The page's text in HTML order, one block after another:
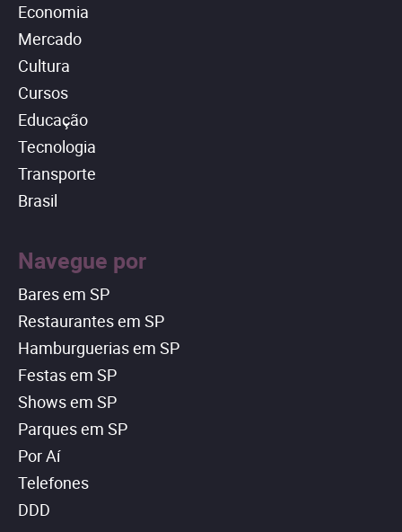
Economia
Mercado
Cultura
Cursos
Educação
Tecnologia
Transporte
Brasil
Navegue por
Bares em SP
Restaurantes em SP
Hamburguerias em SP
Festas em SP
Shows em SP
Parques em SP
Por Aí
Telefones
DDD